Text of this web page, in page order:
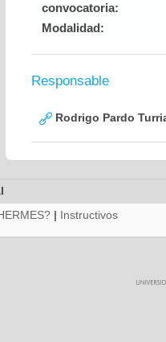
convocatoria:
Modalidad:
Responsable
Rodrigo Pardo
| Instructivos